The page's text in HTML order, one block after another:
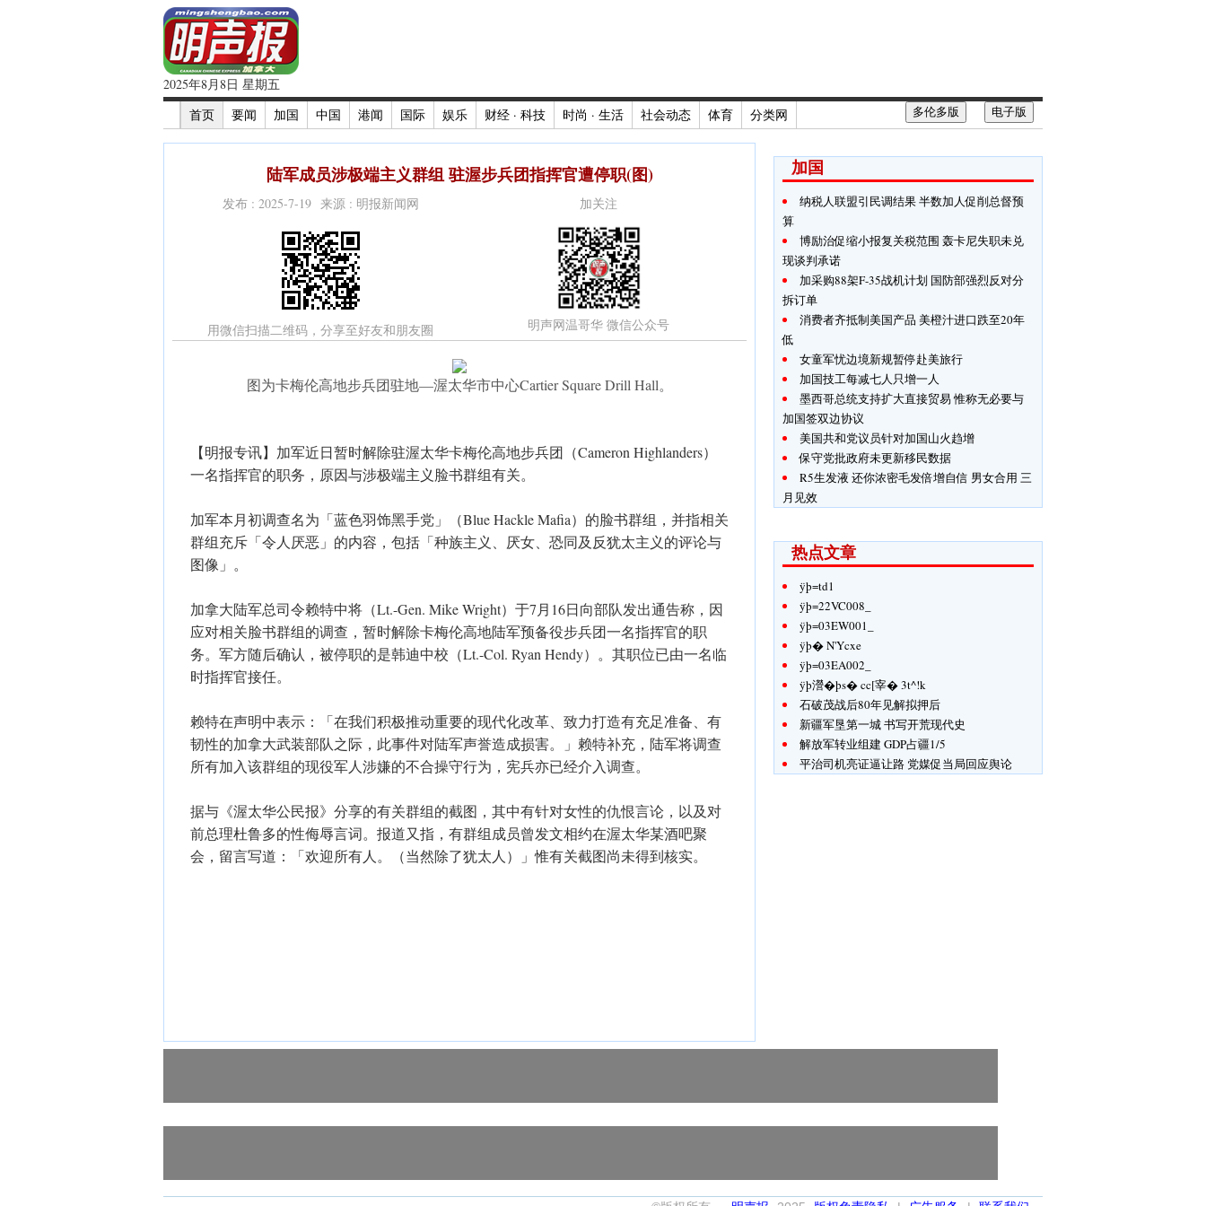
2025年8月8日 星期五
首页
要闻 加国 中国 港闻 国际 娱乐 财经 · 科技 时尚 · 生活 社会动态 体育 分类网 电子版
多伦多版
陆军成员涉极端主义群组 驻渥步兵团指挥官遭停职(图)
发布 : 2025-7-19 来源 : 明报新闻网
用微信扫描二维码，分享至好友和朋友圈
加关注
明声网温哥华 微信公众号
图为卡梅伦高地步兵团驻地—渥太华市中心Cartier Square Drill Hall。
【明报专讯】加军近日暂时解除驻渥太华卡梅伦高地步兵团（Cameron Highlanders）
一名指挥官的职务，原因与涉极端主义脸书群组有关。
加军本月初调查名为「蓝色羽饰黑手党」（Blue Hackle Mafia）的脸书群组，并指相关
群组充斥「令人厌恶」的内容，包括「种族主义、厌女、恐同及反犹太主义的评论与
图像」。
加拿大陆军总司令赖特中将（Lt.-Gen. Mike Wright）于7月16日向部队发出通告称，因
应对相关脸书群组的调查，暂时解除卡梅伦高地陆军预备役步兵团一名指挥官的职
务。军方随后确认，被停职的是韩迪中校（Lt.-Col. Ryan Hendy）。其职位已由一名临
时指挥官接任。
赖特在声明中表示：「在我们积极推动重要的现代化改革、致力打造有充足准备、有
韧性的加拿大武装部队之际，此事件对陆军声誉造成损害。」赖特补充，陆军将调查
所有加入该群组的现役军人涉嫌的不合操守行为，宪兵亦已经介入调查。
据与《渥太华公民报》分享的有关群组的截图，其中有针对女性的仇恨言论，以及对
前总理杜鲁多的性侮辱言词。报道又指，有群组成员曾发文相约在渥太华某酒吧聚
会，留言写道：「欢迎所有人。（当然除了犹太人）」惟有关截图尚未得到核实。
加国
纳税人联盟引民调结果 半数加人促削总督预
算
博励治促缩小报复关税范围 轰卡尼失职未兑
现谈判承诺
加采购88架F-35战机计划 国防部强烈反对分
拆订单
消费者齐抵制美国产品 美橙汁进口跌至20年
低
女童军忧边境新规暂停赴美旅行
加国技工每减七人只增一人
墨西哥总统支持扩大直接贸易 惟称无必要与
加国签双边协议
美国共和党议员针对加国山火趋增
保守党批政府未更新移民数据
R5生发液 还你浓密毛发倍增自信 男女合用 三
月见效
热点文章
ÿþ=td1
ÿþ=22VC008_
ÿþ=03EW001_
ÿþ� N'Ycxe
ÿþ=03EA002_
ÿþ瀯�þs� cc[宰� 3t^!k
石破茂战后80年见解拟押后
新疆军垦第一城 书写开荒现代史
解放军转业组建 GDP占疆1/5
平治司机亮证逼让路 党媒促当局回应舆论